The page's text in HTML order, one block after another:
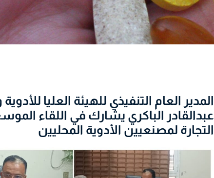
المدير العام التنفيذي للهيئة العليا
عبدالقادر الباكري يشارك في اللقاء
التجارة لمصنعيين الأدوية المحليين